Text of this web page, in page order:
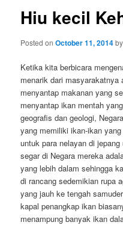
Hiu kecil
Posted onOctober 11, 2014
Ketika kita berbicara
menarik dari masyarakatnya
menyantap makanan yang
menyantap ikan mentah
geografis dan geologi,
yang memiliki ikan-ikan
untuk para nelayan di
segar di Negara mereka
yang lebih dalam sehingga
di rancang sedemikian rupa
yang jauh ke tengah
kapal penangkap ikan
menampung banyak ikan